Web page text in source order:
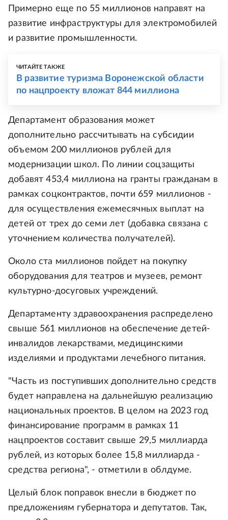
Примерно еще по 55 миллионов направят на
развитие инфраструктуры для электромобилей
и развитие промышленности.
ЧИТАЙТЕ ТАКЖЕ
В развитие туризма Воронежской области
по нацпроекту вложат 844 миллиона
Департамент образования может
дополнительно рассчитывать на субсидии
объемом 200 миллионов рублей для
модернизации школ. По линии соцзащиты
добавят 453,4 миллиона на гранты гражданам в
рамках соцконтрактов, почти 659 миллионов -
для осуществления ежемесячных выплат на
детей от трех до семи лет (добавка связана с
уточнением количества получателей).
Около ста миллионов пойдет на покупку
оборудования для театров и музеев, ремонт
культурно-досуговых учреждений.
Департаменту здравоохранения распределено
свыше 561 миллионов на обеспечение детей-
инвалидов лекарствами, медицинскими
изделиями и продуктами лечебного питания.
"Часть из поступивших дополнительно средств
будет направлена на дальнейшую реализацию
национальных проектов. В целом на 2023 год
финансирование программ в рамках 11
нацпроектов составит свыше 29,5 миллиарда
рублей, из которых более 15,8 миллиарда -
средства региона", - отметили в облдуме.
Целый блок поправок внесли в бюджет по
предложениям губернатора и депутатов. Так,